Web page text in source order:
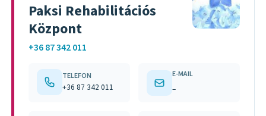
Paksi Rehabilitációs
Központ
+36 87 342 011
TELEFON
+36 87 342 011
E-MAIL
–